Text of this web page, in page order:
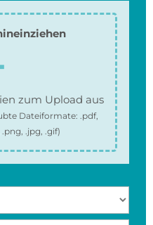
zum Upload aus
Dateiformate: .pdf,
.png, .jpg, .gif)